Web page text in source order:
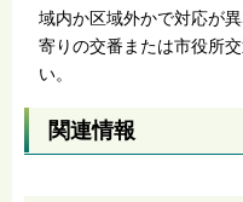
域内か区域外かで対応が
寄りの交番または市役所
い。
関連情報